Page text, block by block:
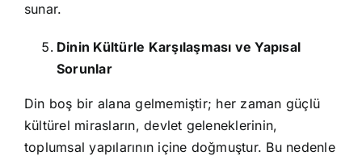
sunar.
Dinin Kültürle Karşılaşması ve Yapısal
Sorunlar
Din boş bir alana gelmemiştir; her zaman güçlü
kültürel mirasların, devlet geleneklerinin,
toplumsal yapılarının içine doğmuştur. Bu nedenle